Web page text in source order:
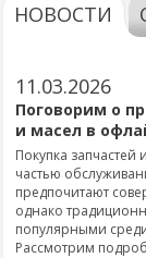
НОВОСТИ
11.03.2026
Поговорим о
и масел в
Покупка
частью
предпочитают
однако
популярными
Рассмотрим